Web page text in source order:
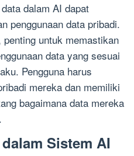
dalam AI dapat
penggunaan data pribadi.
untuk memastikan
data yang sesuai
Pengguna harus
mereka dan memiliki
bagaimana data mereka
Sistem AI